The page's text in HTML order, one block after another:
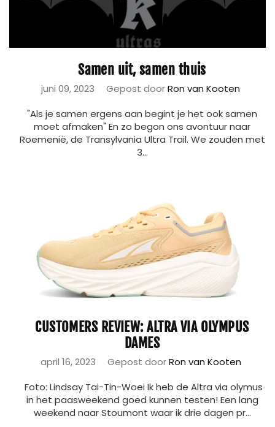
Samen uit, samen thuis
juni 09, 2023 Gepost doorRon van Kooten
"Als je samen ergens aan begint je het ook samen
moet afmaken" En zo begon ons avontuur naar
Roemenië, de Transylvania Ultra Trail. We zouden met
3...
CUSTOMERS REVIEW: ALTRA VIA OLYMPUS
DAMES
april 16, 2023 Gepost doorRon van Kooten
Foto: Lindsay Tai-Tin-Woei Ik heb de Altra via olymus
in het paasweekend goed kunnen testen! Een lang
weekend naar Stoumont waar ik drie dagen pr...